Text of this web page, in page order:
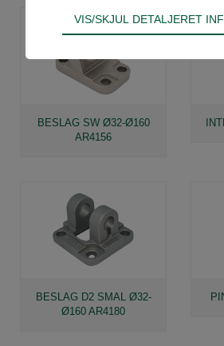
BESLAG SW Ø32-Ø160
AR4156
BESLAG D2 SMAL Ø32-
Ø160 AR4180
Teknisk
Tekniske cookies er nødvendige
adgangskontrol samt indkøbskurv
ikke fravælges.
Statistik
Statistik-cookies bruges til at
om antal besøg og hvordan
VIS/SKJUL DETALJERET